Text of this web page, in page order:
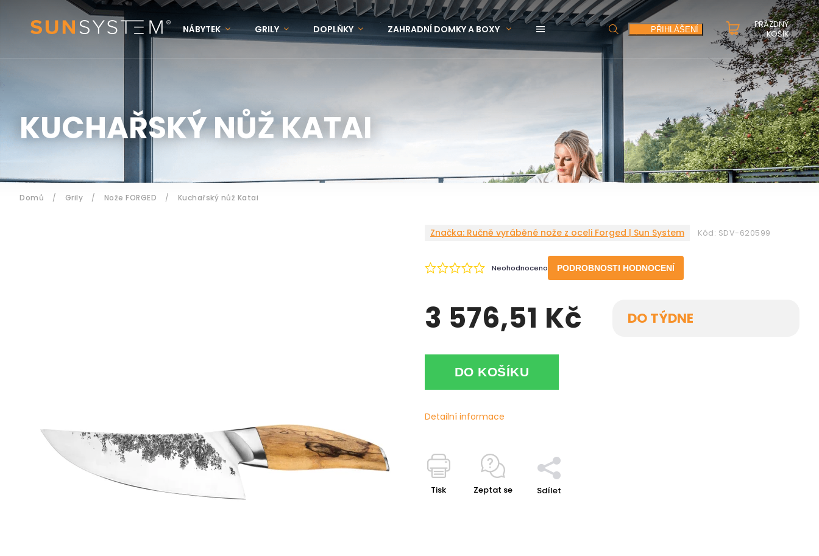
HLEDAT
PRÁZDNÝ
KOŠÍK
PŘIHLÁŠENÍ
NÁBYTEK GRILY DOPLŇKY ZAHRADNÍ DOMKY A BOXY
KUCHAŘSKÝ NŮŽ KATAI
Domů / Grily / Nože FORGED / Kuchařský nůž Katai
Značka: Ručně vyráběné nože z oceli Forged | Sun System Kód: SDV-620599
Neohodnoceno PODROBNOSTI HODNOCENÍ
3 576,51 Kč DO TÝDNE
DO KOŠÍKU
Detailní informace
Tisk Zeptat se Sdílet